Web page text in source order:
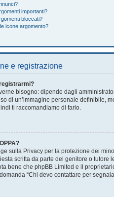
importanti?
bloccati?
icone argomento?
e registrazione
bisogno: dipende dagli
di un’immagine personale definibile,
ti raccomandiamo di farlo.
sulla Privacy per la protezione dei
scritta da parte del genitore o
bene che phpBB Limited e il
“Chi devo contattare per